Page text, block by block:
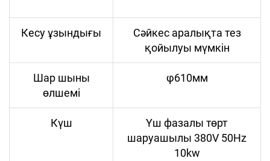
Кесу ұзындығы
Сәйкес аралықта тез
қойылуы мүмкін
Шар шыны
өлшемі
φ610мм
Күш
Үш фазалы төрт
шаруашылы 380V 50Hz
10kw